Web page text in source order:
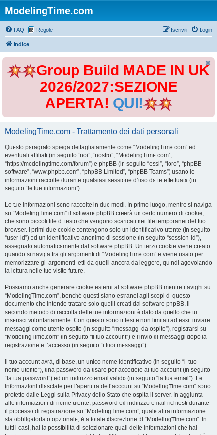
ModelingTime.com
FAQ Regole Login
Iscriviti
Indice
Group Build MADE IN UK
2026/2027:SEZIONE
APERTA! QUI!
ModelingTime.com - Trattamento dei dati personali
Questo paragrafo spiega dettagliatamente come “ModelingTime.com” ed
eventuali affiliati (in seguito “noi”, “nostro”, “ModelingTime.com”,
“https://modelingtime.com/forum”) e phpBB (in seguito “essi”, “loro”, “phpBB
software”, “www.phpbb.com”, “phpBB Limited”, “phpBB Teams”) usano le
informazioni raccolte durante qualsiasi sessione d’uso da te effettuata (in
seguito “le tue informazioni”).
Le tue informazioni sono raccolte in due modi. In primo luogo, mentre si naviga
su “ModelingTime.com” il software phpBB creerà un certo numero di cookie,
che sono piccoli file di testo che vengono scaricati nei file temporanei del tuo
browser. I primi due cookie contengono solo un identificativo utente (in seguito
“user-id”) ed un identificativo anonimo di sessione (in seguito “session-id”),
assegnato automaticamente dal software phpBB. Un terzo cookie viene creato
quando si naviga tra gli argomenti di “ModelingTime.com” e viene usato per
memorizzare gli argomenti letti da quelli ancora da leggere, quindi agevolando
la lettura nelle tue visite future.
Possiamo anche generare cookie esterni al software phpBB mentre navighi su
“ModelingTime.com”, benché questi siano estranei agli scopi di questo
documento che intende trattare solo quelli creati dal software phpBB. Il
secondo metodo di raccolta delle tue informazioni è dato da quello che tu
inserisci volontariamente. Con questo sono intesi e non limitati ad essi: inviare
messaggi come utente ospite (in seguito “messaggi da ospite”), registrarsi su
“ModelingTime.com” (in seguito “il tuo account”) e l’invio di messaggi dopo la
registrazione e l’accesso (in seguito “i tuoi messaggi”).
Il tuo account avrà, di base, un unico nome identificativo (in seguito “il tuo
nome utente”), una password da usare per accedere al tuo account (in seguito
“la tua password”) ed un indirizzo email valido (in seguito “la tua email”). Le
informazioni rilasciate per l’apertura dell’account su “ModelingTime.com” sono
protette dalle Leggi sulla Privacy dello Stato che ospita il server. In aggiunta
alle informazioni di nome utente, password ed indirizzo email richiesti durante
il processo di registrazione su “ModelingTime.com”, quale altra informazione
sia obbligatoria o opzionale, è a totale discrezione di “ModelingTime.com”. In
tutti i casi, hai la possibilità di selezionare quali delle informazioni che hai